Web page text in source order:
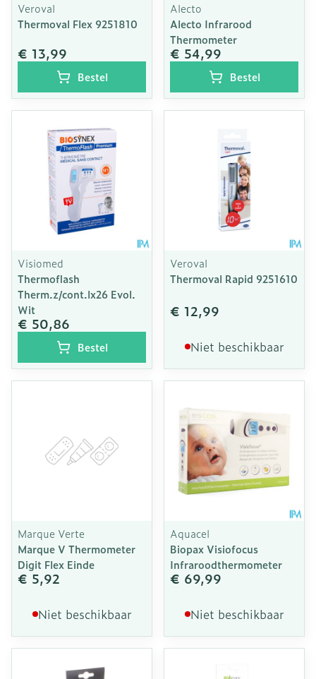
Veroval
Thermoval Flex 9251810
€ 13,99
Bestel
Alecto
Alecto Infrarood
Thermometer
€ 54,99
Bestel
Visiomed
Thermoflash
Therm.z/cont.lx26 Evol.
Wit
€ 50,86
Bestel
Veroval
Thermoval Rapid 9251610
€ 12,99
Niet beschikbaar
Marque Verte
Marque V Thermometer
Digit Flex Einde
€ 5,92
Niet beschikbaar
Aquacel
Biopax Visiofocus
Infraroodthermometer
€ 69,99
Niet beschikbaar